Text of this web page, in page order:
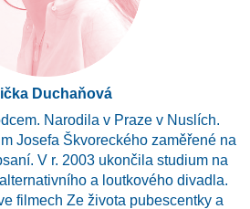
Duchaňová
Narodila v Praze v Nuslích.
Josefa Škvoreckého zaměřené na
V r. 2003 ukončila studium na
a loutkového divadla.
filmech Ze života pubescentky a